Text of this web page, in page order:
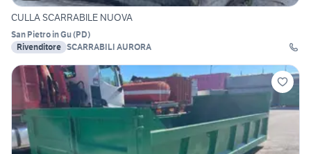
CULLA SCARRABILE NUOVA
San Pietro in Gu(PD)
Rivenditore SCARRABILI AURORA